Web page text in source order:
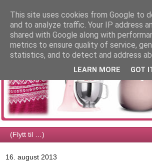
16. august 2013
This site uses cookies from Google to
and to analyze traffic. Your IP address
shared with Google along with
metrics to ensure quality of service,
statistics, and to detect and address
LEARN MORE GOT